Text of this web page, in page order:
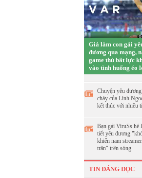
Giả làm con gái
đương qua mạng,
game thủ bất lực
vào tình huống éo
Chuyện yêu
cháy của Linh
kết thúc với nhiều
Bạn gái ViruSs hé
tiết yêu đương
khiến nam
trân" trên sóng
TIN ĐÁNG ĐỌC